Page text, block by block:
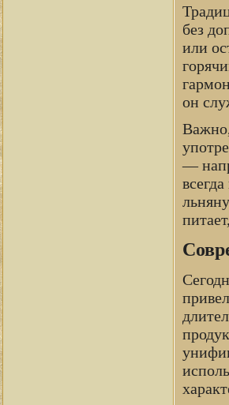
без
или
он
—